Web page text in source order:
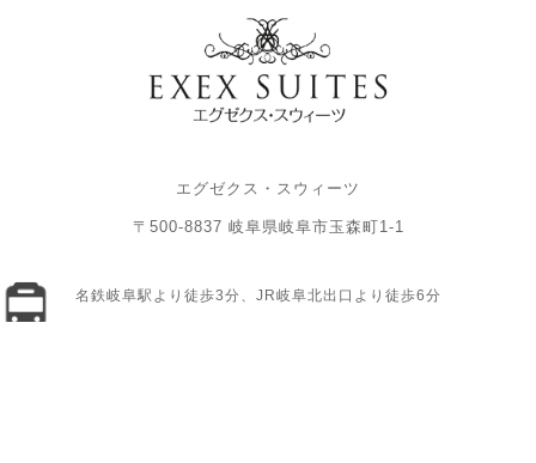
エグゼクス・スウィーツ
〒500-8837 岐阜県岐阜市玉森町1-1
名鉄岐阜駅より徒歩3分、JR岐阜北出口より徒歩6分